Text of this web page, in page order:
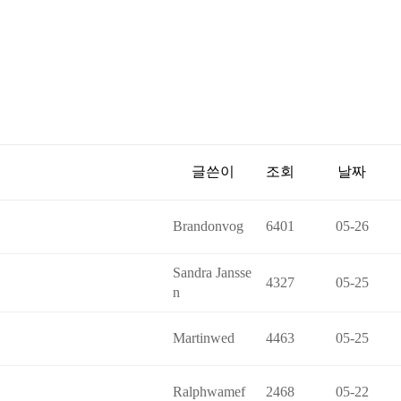
글쓴이 조회 날짜
Brandonvog 6401 05-26
Sandra Jansse
n
4327 05-25
Martinwed 4463 05-25
Ralphwamef 2468 05-22